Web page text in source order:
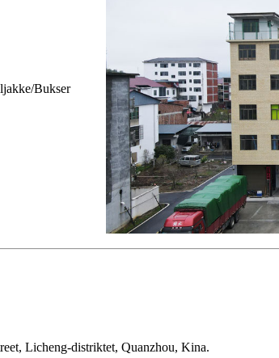
Bukser
Licheng-distriktet, Quanzhou, Kina.